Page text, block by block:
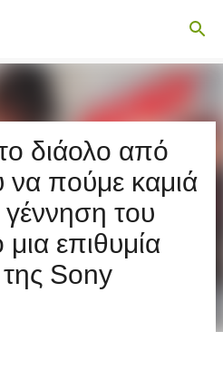
περιεχόμενο
διάολο από
να πούμε καμιά
του
επιθυμία
της Sony